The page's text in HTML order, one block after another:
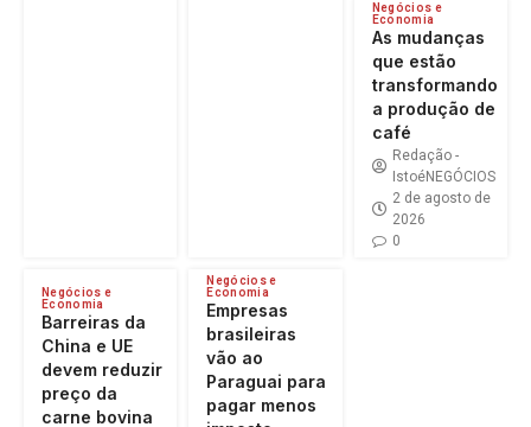
Negócios e
Economia
As mudanças
que estão
transformando
a produção de
café
Redação -
IstoéNEGÓCIOS
2 de agosto de
2026
0
Negócios e
Economia
Barreiras da
China e UE
devem reduzir
preço da
carne bovina
Negócios e
Economia
Empresas
brasileiras
vão ao
Paraguai para
pagar menos